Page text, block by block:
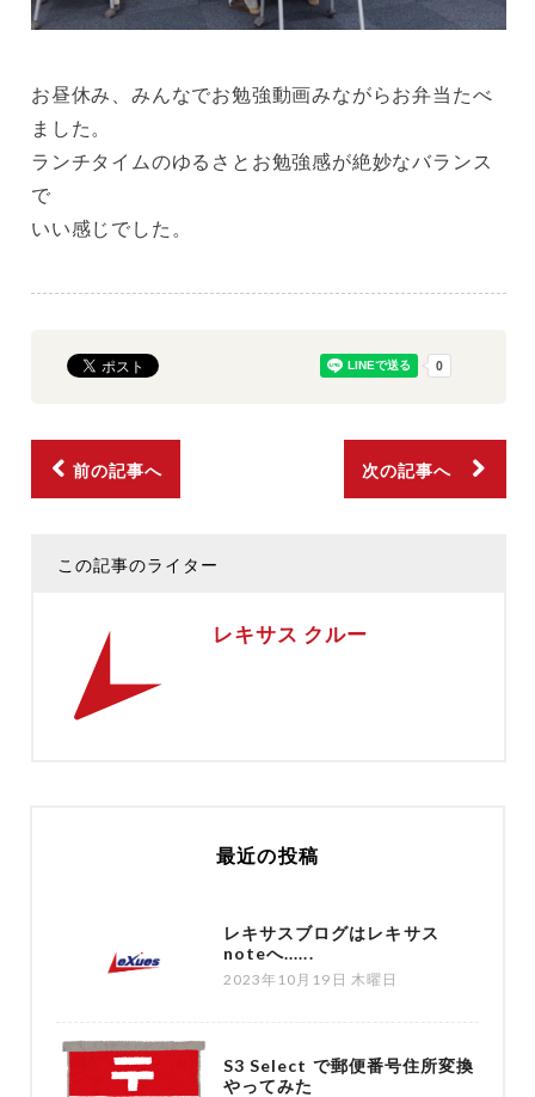
お昼休み、みんなでお勉強動画みながらお弁当たべ
ました。
ランチタイムのゆるさとお勉強感が絶妙なバランス
で
いい感じでした。
前の記事へ 次の記事へ
この記事のライター
レキサス クルー
最近の投稿
レキサスブログはレキサス
noteへ......
2023年10月19日 木曜日
S3 Select で郵便番号住所変換
やってみた